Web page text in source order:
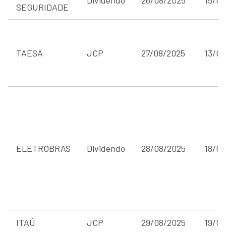
SEGURIDADE
TAESA JCP 27/08/2025 13/
ELETROBRAS Dividendo 28/08/2025 18/
ITAÚ JCP 29/08/2025 19/